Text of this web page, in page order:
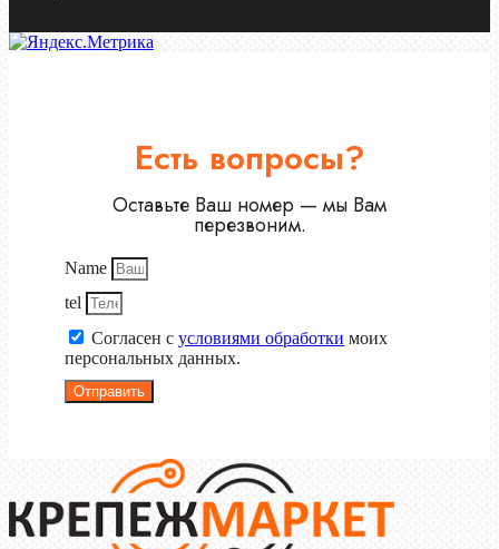
Есть вопросы?
Оставьте Ваш номер — мы Вам
перезвоним.
Name
tel
Согласен с условиями обработки моих
персональных данных.
Отправить